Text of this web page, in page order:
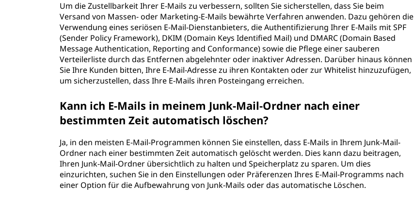
Um die Zustellbarkeit Ihrer E-Mails zu verbessern, sollten Sie sicherstellen, dass Sie beim
Versand von Massen- oder Marketing-E-Mails bewährte Verfahren anwenden. Dazu gehören die
Verwendung eines seriösen E-Mail-Dienstanbieters, die Authentifizierung Ihrer E-Mails mit SPF
(Sender Policy Framework), DKIM (Domain Keys Identified Mail) und DMARC (Domain Based
Message Authentication, Reporting and Conformance) sowie die Pflege einer sauberen
Verteilerliste durch das Entfernen abgelehnter oder inaktiver Adressen. Darüber hinaus können
Sie Ihre Kunden bitten, Ihre E-Mail-Adresse zu ihren Kontakten oder zur Whitelist hinzuzufügen,
um sicherzustellen, dass Ihre E-Mails ihren Posteingang erreichen.
Kann ich E-Mails in meinem Junk-Mail-Ordner nach einer
bestimmten Zeit automatisch löschen?
Ja, in den meisten E-Mail-Programmen können Sie einstellen, dass E-Mails in Ihrem Junk-Mail-
Ordner nach einer bestimmten Zeit automatisch gelöscht werden. Dies kann dazu beitragen,
Ihren Junk-Mail-Ordner übersichtlich zu halten und Speicherplatz zu sparen. Um dies
einzurichten, suchen Sie in den Einstellungen oder Präferenzen Ihres E-Mail-Programms nach
einer Option für die Aufbewahrung von Junk-Mails oder das automatische Löschen.